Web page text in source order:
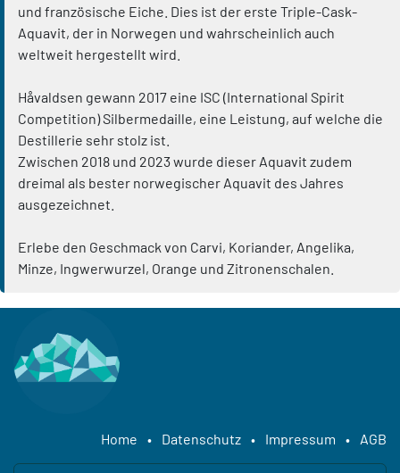
und französische Eiche. Dies ist der erste Triple-Cask-
Aquavit, der in Norwegen und wahrscheinlich auch
weltweit hergestellt wird.
Håvaldsen gewann 2017 eine ISC (International Spirit
Competition) Silbermedaille, eine Leistung, auf welche die
Destillerie sehr stolz ist.
Zwischen 2018 und 2023 wurde dieser Aquavit zudem
dreimal als bester norwegischer Aquavit des Jahres
ausgezeichnet.
Erlebe den Geschmack von Carvi, Koriander, Angelika,
Minze, Ingwerwurzel, Orange und Zitronenschalen.
Home • Datenschutz • Impressum • AGB